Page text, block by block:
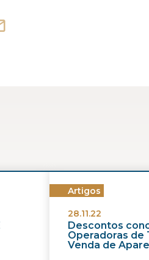
Artigos
28.11.22
Descontos
Operadoras de
Venda de